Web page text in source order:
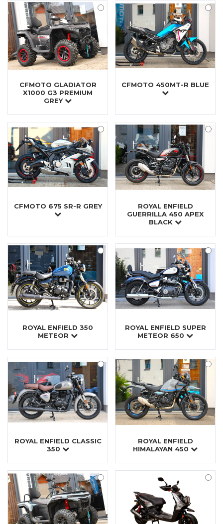
CFMOTO GLADIATOR
X1000 G3 PREMIUM
GREY
CFMOTO 450MT-R BLUE
CFMOTO 675 SR-R GREY
ROYAL ENFIELD
GUERRILLA 450 APEX
BLACK
ROYAL ENFIELD 350
METEOR
ROYAL ENFIELD SUPER
METEOR 650
ROYAL ENFIELD CLASSIC
350
ROYAL ENFIELD
HIMALAYAN 450